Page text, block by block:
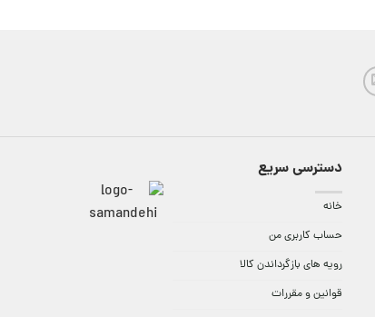
دسترسی سریع
خانه
حساب کاربری من
رویه های بازگرداندن کالا
قوانین و مقررات